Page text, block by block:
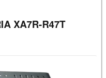
XA7R-R47T